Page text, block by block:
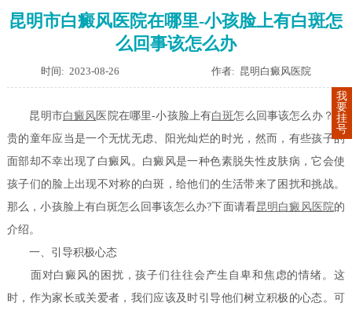
昆明市白癜风医院在哪里-小孩脸上有白斑怎
么回事该怎么办
时间: 2023-08-26 作者: 昆明白癜风医院
昆明市白癜风 医院在哪里-小孩脸上有白斑怎么回事该怎么办？宝
贵的童年应当是一个无忧无虑、阳光灿烂的时光，然而，有些孩子的
面部却不幸出现了白癜风。白癜风是一种色素脱失性皮肤病，它会使
孩子们的脸上出现不对称的白斑，给他们的生活带来了困扰和挑战。
那么，小孩脸上有白斑怎么回事该怎么办?下面请看昆明白癜风医院的
介绍。
一、引导积极心态
面对白癜风的困扰，孩子们往往会产生自卑和焦虑的情绪。这
时，作为家长或关爱者，我们应该及时引导他们树立积极的心态。可
我
要
挂
号